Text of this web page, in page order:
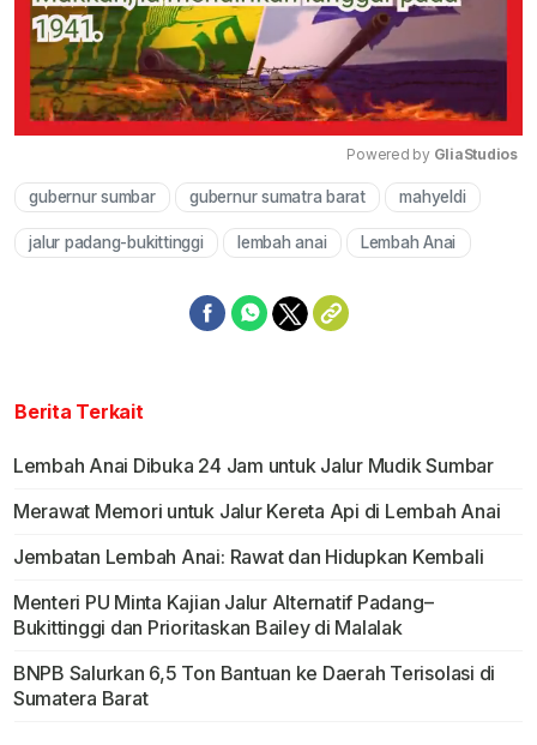
Mute
Powered by GliaStudios
gubernur sumbar gubernur sumatra barat mahyeldi
jalur padang-bukittinggi lembah anai Lembah Anai
Berita Terkait
Lembah Anai Dibuka 24 Jam untuk Jalur Mudik Sumbar
Merawat Memori untuk Jalur Kereta Api di Lembah Anai
Jembatan Lembah Anai: Rawat dan Hidupkan Kembali
Menteri PU Minta Kajian Jalur Alternatif Padang–
Bukittinggi dan Prioritaskan Bailey di Malalak
BNPB Salurkan 6,5 Ton Bantuan ke Daerah Terisolasi di
Sumatera Barat